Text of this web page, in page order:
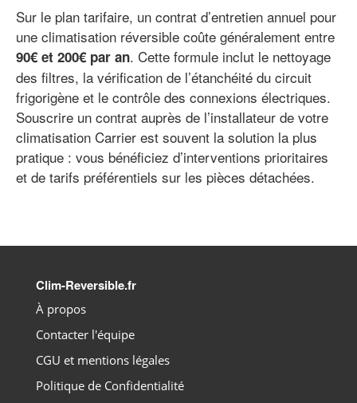
Sur le plan tarifaire, un contrat d’entretien annuel pour
une climatisation réversible coûte généralement entre
90€ et 200€ par an. Cette formule inclut le nettoyage
des filtres, la vérification de l’étanchéité du circuit
frigorigène et le contrôle des connexions électriques.
Souscrire un contrat auprès de l’installateur de votre
climatisation Carrier est souvent la solution la plus
pratique : vous bénéficiez d’interventions prioritaires
et de tarifs préférentiels sur les pièces détachées.
Clim-Reversible.fr
À propos
Contacter l'équipe
CGU et mentions légales
Politique de Confidentialité